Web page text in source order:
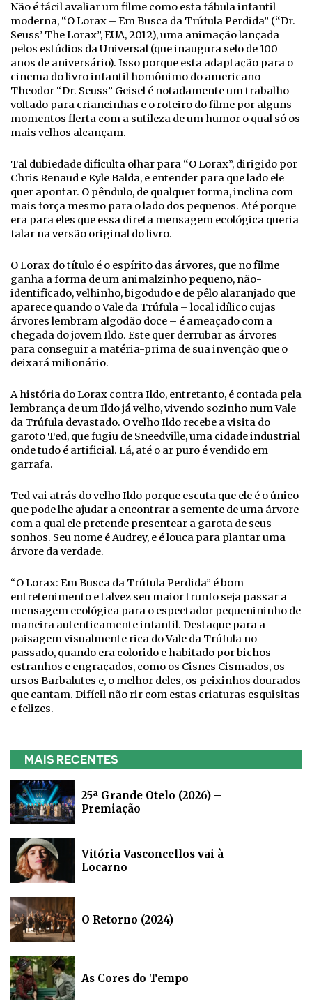
Não é fácil avaliar um filme como esta fábula infantil
moderna, “O Lorax – Em Busca da Trúfula Perdida” (“Dr.
Seuss’ The Lorax”, EUA, 2012), uma animação lançada
pelos estúdios da Universal (que inaugura selo de 100
anos de aniversário). Isso porque esta adaptação para o
cinema do livro infantil homônimo do americano
Theodor “Dr. Seuss” Geisel é notadamente um trabalho
voltado para criancinhas e o roteiro do filme por alguns
momentos flerta com a sutileza de um humor o qual só os
mais velhos alcançam.
Tal dubiedade dificulta olhar para “O Lorax”, dirigido por
Chris Renaud e Kyle Balda, e entender para que lado ele
quer apontar. O pêndulo, de qualquer forma, inclina com
mais força mesmo para o lado dos pequenos. Até porque
era para eles que essa direta mensagem ecológica queria
falar na versão original do livro.
O Lorax do título é o espírito das árvores, que no filme
ganha a forma de um animalzinho pequeno, não-
identificado, velhinho, bigodudo e de pêlo alaranjado que
aparece quando o Vale da Trúfula – local idílico cujas
árvores lembram algodão doce – é ameaçado com a
chegada do jovem Ildo. Este quer derrubar as árvores
para conseguir a matéria-prima de sua invenção que o
deixará milionário.
A história do Lorax contra Ildo, entretanto, é contada pela
lembrança de um Ildo já velho, vivendo sozinho num Vale
da Trúfula devastado. O velho Ildo recebe a visita do
garoto Ted, que fugiu de Sneedville, uma cidade industrial
onde tudo é artificial. Lá, até o ar puro é vendido em
garrafa.
Ted vai atrás do velho Ildo porque escuta que ele é o único
que pode lhe ajudar a encontrar a semente de uma árvore
com a qual ele pretende presentear a garota de seus
sonhos. Seu nome é Audrey, e é louca para plantar uma
árvore da verdade.
“O Lorax: Em Busca da Trúfula Perdida” é bom
entretenimento e talvez seu maior trunfo seja passar a
mensagem ecológica para o espectador pequenininho de
maneira autenticamente infantil. Destaque para a
paisagem visualmente rica do Vale da Trúfula no
passado, quando era colorido e habitado por bichos
estranhos e engraçados, como os Cisnes Cismados, os
ursos Barbalutes e, o melhor deles, os peixinhos dourados
que cantam. Difícil não rir com estas criaturas esquisitas
e felizes.
MAIS RECENTES
25ª Grande Otelo (2026) –
Premiação
Vitória Vasconcellos vai à
Locarno
O Retorno (2024)
As Cores do Tempo